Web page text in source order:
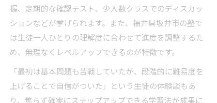
握、定期的な確認テスト、少人数クラスでのディスカッ
ションなどが挙げられます。また、福井県坂井市の塾で
は生徒一人ひとりの理解度に合わせて進度を調整するた
め、無理なくレベルアップできるのが特徴です。
「最初は基本問題も苦戦していたが、段階的に難易度を
上げることで自信がついた」という生徒の体験談もあ
り、焦らず確実にステップアップできる学習法が成果に